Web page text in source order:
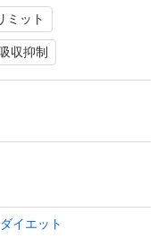
ミット
収抑制
ダイエット